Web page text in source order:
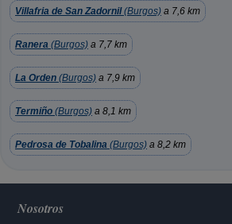
Villafria de San Zadornil(Burgos) a 7,6 km
Ranera (Burgos) a 7,7 km
La Orden (Burgos) a 7,9 km
Termiño (Burgos) a 8,1 km
Pedrosa de Tobalina (Burgos) a 8,2 km
Nosotros